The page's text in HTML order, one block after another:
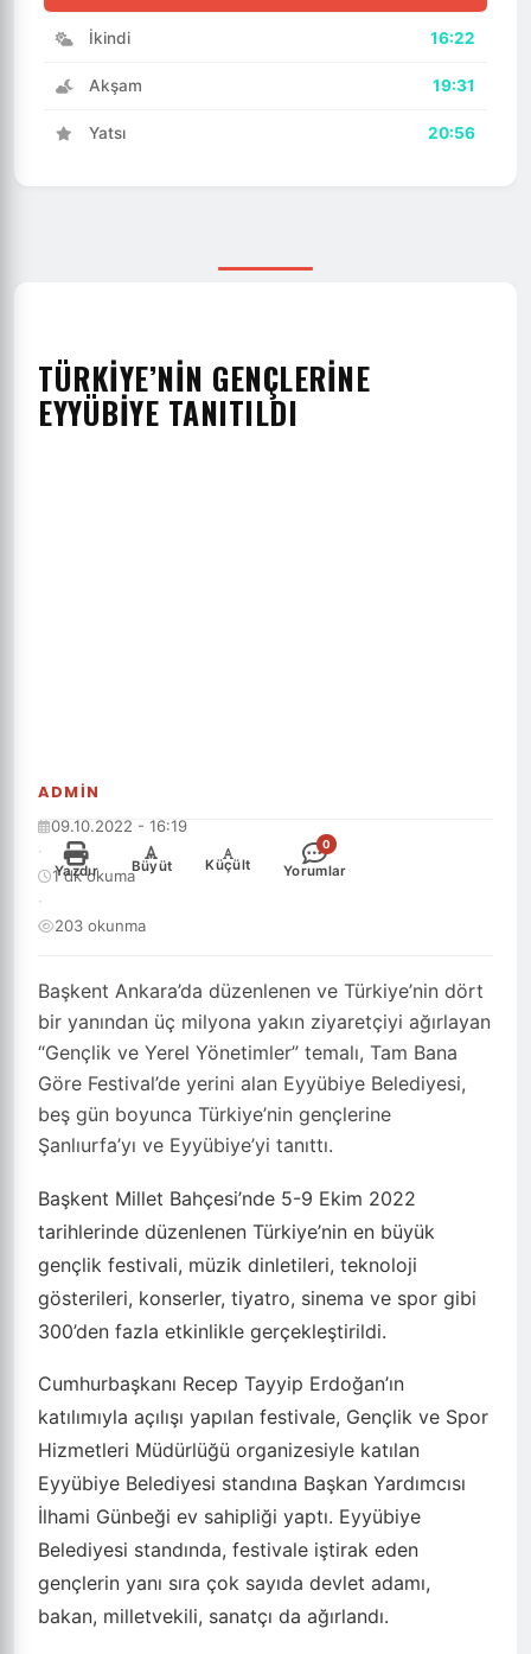
İkindi 16:22
Akşam 19:31
Yatsı 20:56
ADMIN
TÜRKİYE’NİN GENÇLERİNE
EYYÜBİYE TANITILDI
Başkent Ankara’da düzenlenen ve Türkiye’nin dört
bir yanından üç milyona yakın ziyaretçiyi ağırlayan
“Gençlik ve Yerel Yönetimler” temalı, Tam Bana
Göre Festival’de yerini alan Eyyübiye Belediyesi,
beş gün boyunca Türkiye’nin gençlerine
Şanlıurfa’yı ve Eyyübiye’yi tanıttı.
09.10.2022 - 16:19
·
1 dk okuma
·
203 okunma
Yazdır
+
Büyüt
-
Küçült
0
Yorumlar
Başkent Millet Bahçesi’nde 5-9 Ekim 2022
tarihlerinde düzenlenen Türkiye’nin en büyük
gençlik festivali, müzik dinletileri, teknoloji
gösterileri, konserler, tiyatro, sinema ve spor gibi
300’den fazla etkinlikle gerçekleştirildi.
Cumhurbaşkanı Recep Tayyip Erdoğan’ın
katılımıyla açılışı yapılan festivale, Gençlik ve Spor
Hizmetleri Müdürlüğü organizesiyle katılan
Eyyübiye Belediyesi standına Başkan Yardımcısı
İlhami Günbeği ev sahipliği yaptı. Eyyübiye
Belediyesi standında, festivale iştirak eden
gençlerin yanı sıra çok sayıda devlet adamı,
bakan, milletvekili, sanatçı da ağırlandı.